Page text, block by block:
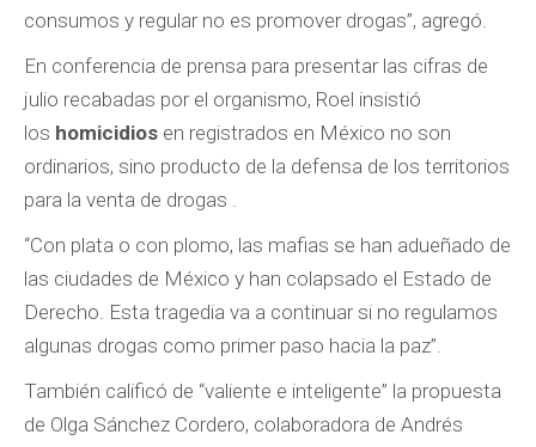
consumos y regular no es promover drogas”, agregó.
En conferencia de prensa para presentar las cifras de
julio recabadas por el organismo, Roel insistió
los homicidios en registrados en México no son
ordinarios, sino producto de la defensa de los territorios
para la venta de drogas .
“Con plata o con plomo, las mafias se han adueñado de
las ciudades de México y han colapsado el Estado de
Derecho. Esta tragedia va a continuar si no regulamos
algunas drogas como primer paso hacia la paz”.
También calificó de “valiente e inteligente” la propuesta
de Olga Sánchez Cordero, colaboradora de Andrés